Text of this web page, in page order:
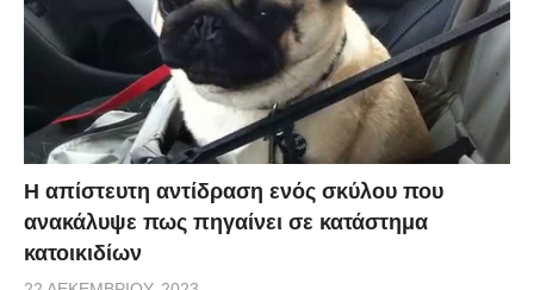
Η απίστευτη αντίδραση ενός σκύλου που
ανακάλυψε πως πηγαίνει σε κατάστημα
κατοικιδίων